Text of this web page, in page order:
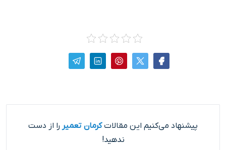
پیشنهاد می‌کنیم این مقالاتکرمان تعمیر را از دست
ندهید!